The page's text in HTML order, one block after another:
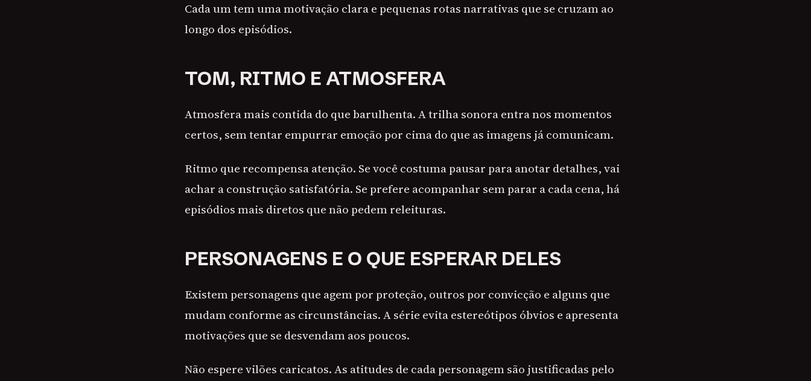
Cada um tem uma motivação clara e pequenas rotas narrativas que se cruzam ao
longo dos episódios.
TOM, RITMO E ATMOSFERA
Atmosfera mais contida do que barulhenta. A trilha sonora entra nos momentos
certos, sem tentar empurrar emoção por cima do que as imagens já comunicam.
Ritmo que recompensa atenção. Se você costuma pausar para anotar detalhes, vai
achar a construção satisfatória. Se prefere acompanhar sem parar a cada cena, há
episódios mais diretos que não pedem releituras.
PERSONAGENS E O QUE ESPERAR DELES
Existem personagens que agem por proteção, outros por convicção e alguns que
mudam conforme as circunstâncias. A série evita estereótipos óbvios e apresenta
motivações que se desvendam aos poucos.
Não espere vilões caricatos. As atitudes de cada personagem são justificadas pelo